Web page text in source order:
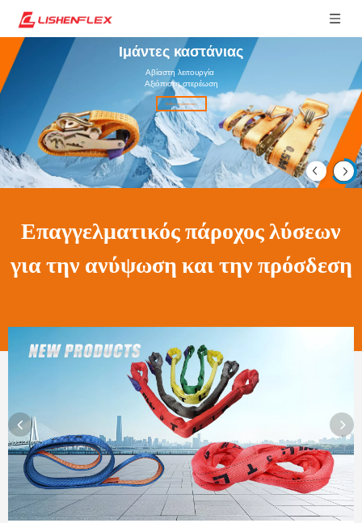
Ιμάντες καστάνιας
Αβίαστη λειτουργία
Αξιόπιστη στερέωση
Μάθετε περισσότερα >
Επαγγελματικός πάροχος λύσεων
για την ανύψωση και την πρόσδεση